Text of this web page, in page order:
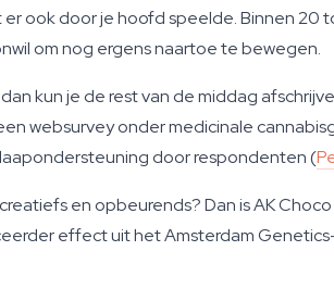
ook door je hoofd speelde. Binnen
om nog ergens naartoe te bewegen.
kun je de rest van de middag
websurvey onder medicinale
door respondenten (
en opbeurends? Dan is AK
effect uit het Amsterdam